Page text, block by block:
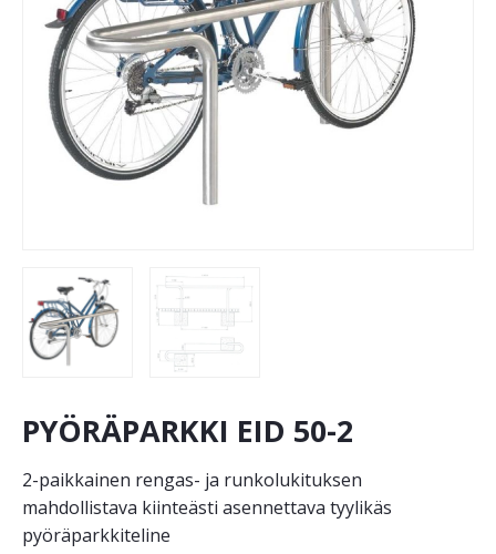
PYÖRÄPARKKI EID 50-2
2-paikkainen rengas- ja runkolukituksen
mahdollistava kiinteästi asennettava tyylikäs
pyöräparkkiteline